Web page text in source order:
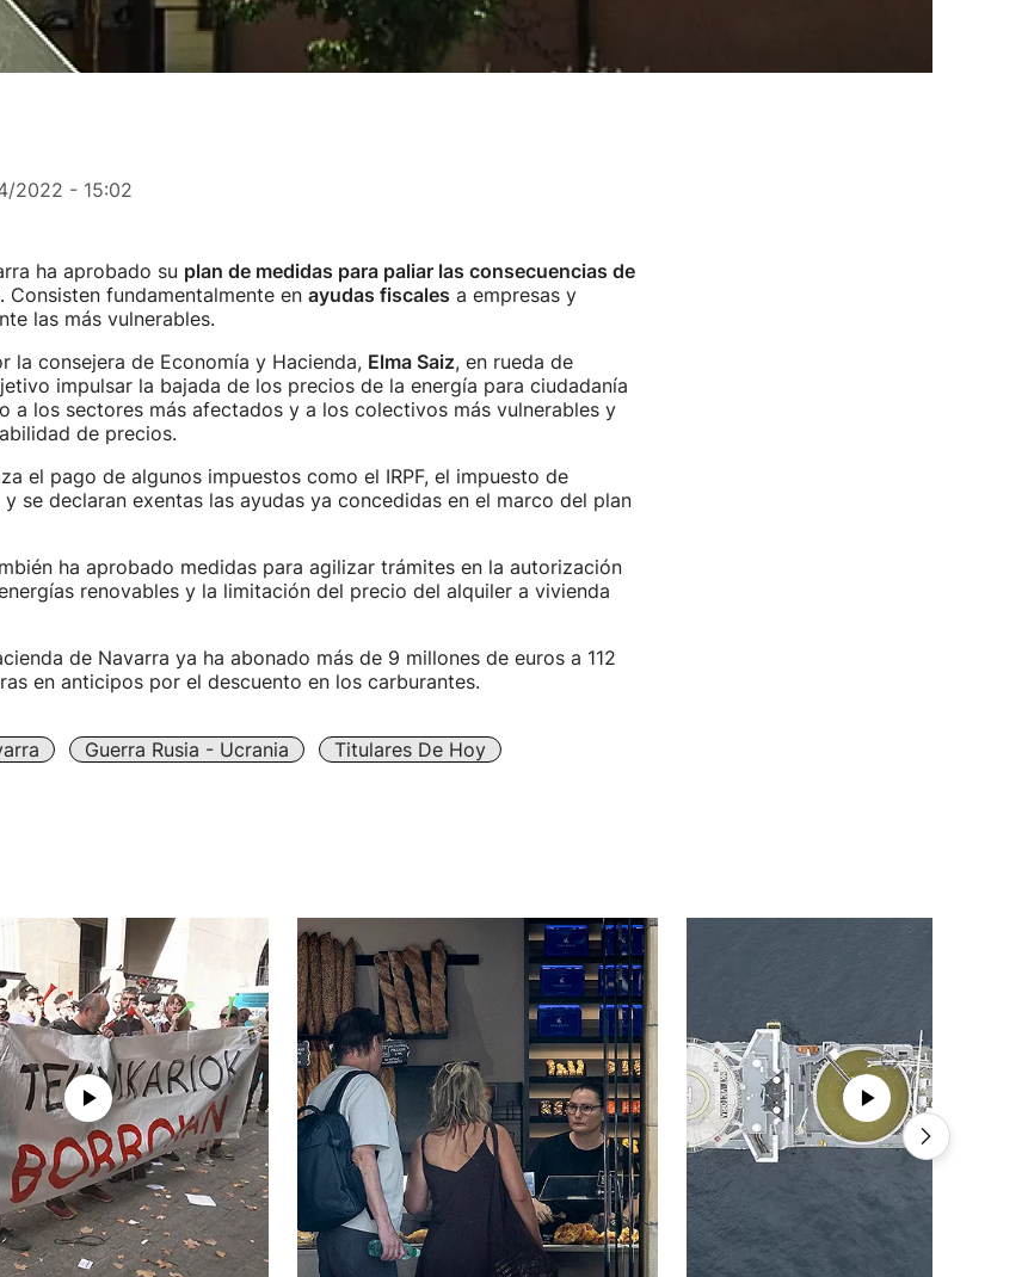
2022 - 15:02
ha aprobado su plan de medidas para paliar las consecuencias de
. Consisten fundamentalmente en ayudas fiscales a empresas y
las más vulnerables.
la consejera de Economía y Hacienda, Elma Saiz, en rueda de
impulsar la bajada de los precios de la energía para ciudadanía
a los sectores más afectados y a los colectivos más vulnerables y
de precios.
el pago de algunos impuestos como el IRPF, el impuesto de
y se declaran exentas las ayudas ya concedidas en el marco del plan
ha aprobado medidas para agilizar trámites en la autorización
renovables y la limitación del precio del alquiler a vivienda
de Navarra ya ha abonado más de 9 millones de euros a 112
en anticipos por el descuento en los carburantes.
Guerra Rusia - Ucrania
Titulares De Hoy